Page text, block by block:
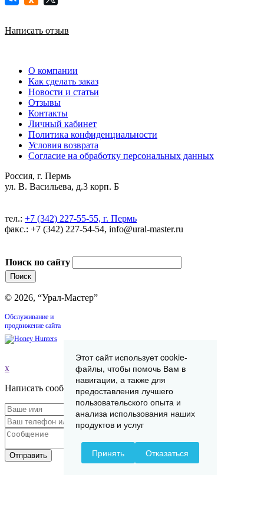
Написать отзыв
О компании
Как сделать заказ
Новости и статьи
Отзывы
Контакты
Личный кабинет
Политика конфиденциальности
Условия возврата
Согласие на обработку персональных данных
Россия, г. Пермь
ул. В. Васильева, д.3 корп. Б
тел.: +7 (342) 227-55-55, г. Пермь
факс.: +7 (342) 227-54-54, info@ural-master.ru
Поиск по сайту
© 2026, “Урал-Мастер”
Обслуживание и
продвижение сайта
x
Написать сообщение
Отправить
Этот сайт использует cookie-
файлы, чтобы помочь Вам в
навигации, а также для
предоставления лучшего
пользовательского опыта и
анализа использования наших
продуктов и услуг
Принять Отказаться